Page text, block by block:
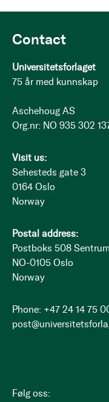
Contact
Universitetsforlaget
75 år med kunnskap
Aschehoug AS
Org.nr: NO 935 302
Visit us:
Sehesteds gate 3
0164 Oslo
Norway
Postal address:
Postboks 508 Sentrum
NO-0105 Oslo
Norway
Phone: +47 24 14 75
Følg oss: